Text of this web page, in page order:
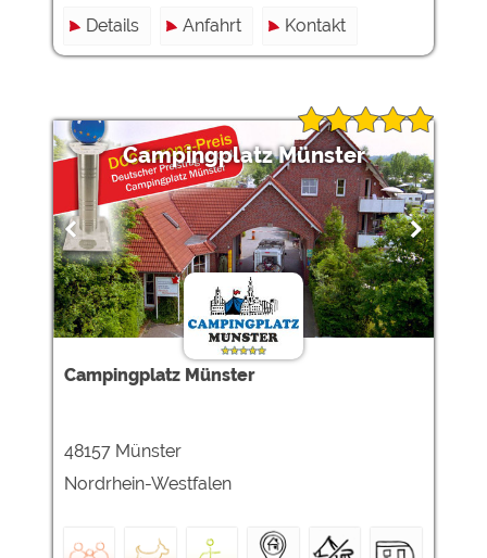
Details Anfahrt Kontakt
Campingplatz Münster
Campingplatz Münster
48157 Münster
Nordrhein-Westfalen